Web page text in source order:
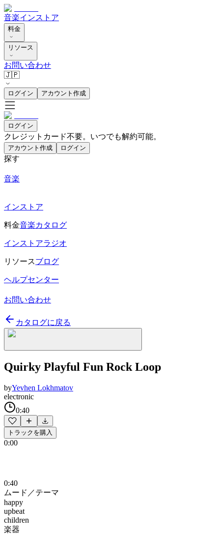
音楽インストア
料金
リソース
お問い合わせ
🇯🇵
ログイン アカウント作成
ログイン
クレジットカード不要。いつでも解約可能。
アカウント作成 ログイン
探す
音楽
インストア
料金音楽カタログ
インストアラジオ
リソースブログ
ヘルプセンター
お問い合わせ
カタログに戻る
Quirky Playful Fun Rock Loop
byYevhen Lokhmatov
electronic
0:40
トラックを購入
0:00
0:40
ムード／テーマ
happy
upbeat
children
楽器